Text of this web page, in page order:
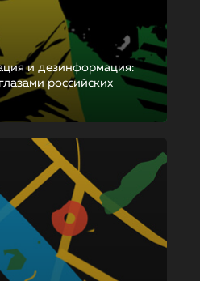
и дезинформация:
российских